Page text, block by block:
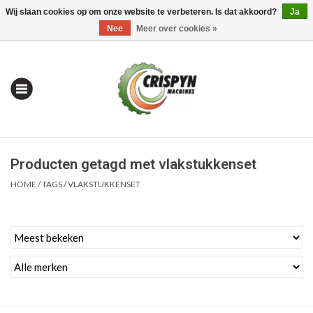
0 Artikelen - €0,00 Mijn account / Registreren
| Alles om te Meten |
Producten getagd met vlakstukkenset
HOME /TAGS/VLAKSTUKKENSET
Wij slaan cookies op om onze website te verbeteren. Is dat akkoord?
Ja
Nee
Meer over cookies »